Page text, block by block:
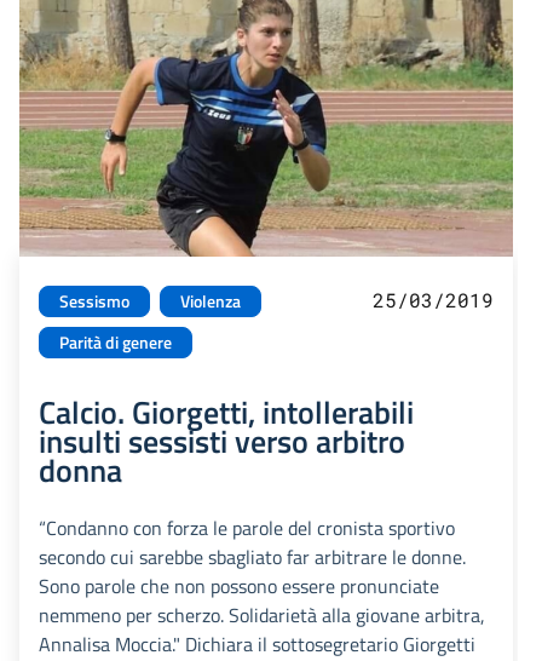
Sessismo
Violenza
Parità di genere
25/03/2019
Calcio. Giorgetti, intollerabili
insulti sessisti verso arbitro
donna
“Condanno con forza le parole del cronista sportivo
secondo cui sarebbe sbagliato far arbitrare le donne.
Sono parole che non possono essere pronunciate
nemmeno per scherzo. Solidarietà alla giovane arbitra,
Annalisa Moccia." Dichiara il sottosegretario Giorgetti